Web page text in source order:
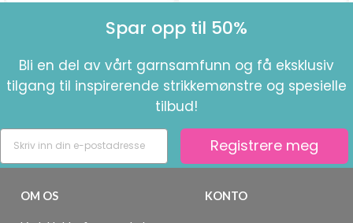
Spar opp til 50%
Bli en del av vårt garnsamfunn og få eksklusiv
tilgang til inspirerende strikkemønstre og spesielle
tilbud!
Registrere meg
OM OS KONTO